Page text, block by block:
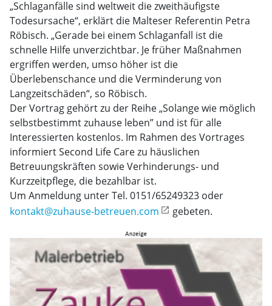
„Schlaganfälle sind weltweit die zweithäufigste
Todesursache“, erklärt die Malteser Referentin Petra
Röbisch. „Gerade bei einem Schlaganfall ist die
schnelle Hilfe unverzichtbar. Je früher Maßnahmen
ergriffen werden, umso höher ist die
Überlebenschance und die Verminderung von
Langzeitschäden“, so Röbisch.
Der Vortrag gehört zu der Reihe „Solange wie möglich
selbstbestimmt zuhause leben” und ist für alle
Interessierten kostenlos. Im Rahmen des Vortrages
informiert Second Life Care zu häuslichen
Betreuungskräften sowie Verhinderungs- und
Kurzzeitpflege, die bezahlbar ist.
Um Anmeldung unter Tel. 0151/65249323 oder
kontakt@zuhause-betreuen.com
gebeten.